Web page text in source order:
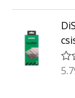
:
/
5
é
e
l
é
s
É